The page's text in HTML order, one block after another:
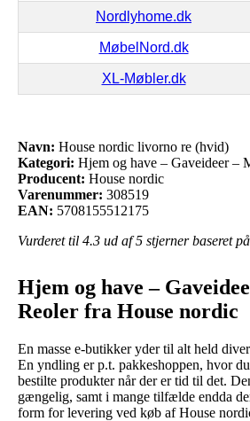
Nordlyhome.dk
MøbelNord.dk
XL-Møbler.dk
Navn: House nordic livorno re (hvid)
Kategori: Hjem og have – Gaveideer –
Producent: House nordic
Varenummer: 308519
EAN: 5708155512175
Vurderet til 4.3 ud af 5 stjerner baseret på
Hjem og have –
Reoler fra House nordic
En masse e-butikker yder til alt held
En yndling er p.t. pakkeshoppen, hvor
bestilte produkter når der er tid til det.
gængelig, samt i mange tilfælde endda
form for levering ved køb af House